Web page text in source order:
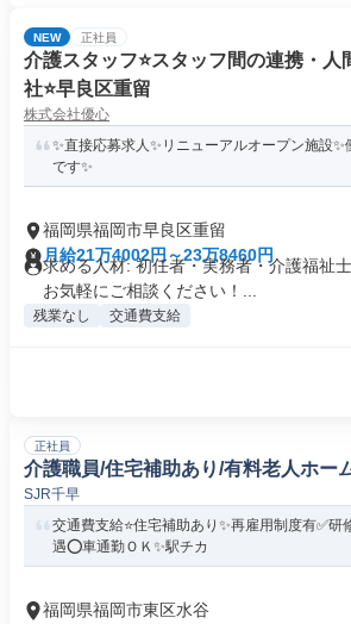
NEW 正社員
介護スタッフ⭐️スタッフ間の連携・人
社⭐️早良区重留
株式会社優心
✨直接応募求人✨リニューアルオープン施設
です✨
福岡県福岡市早良区重留
月給21万4002円～23万8460円
求める人材: 初任者・実務者・介護福祉
お気軽にご相談ください！...
残業なし 交通費支給
正社員
介護職員/住宅補助あり/有料老人ホー
SJR千早
交通費支給⭐️住宅補助あり✨再雇用制度有✅️研
遇⭕️車通勤ＯＫ✨駅チカ
福岡県福岡市東区水谷